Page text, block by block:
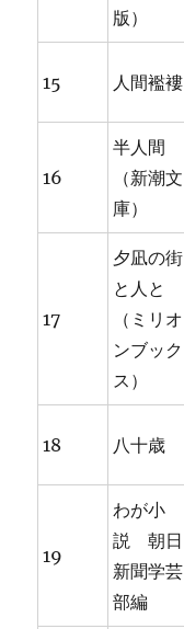
版）
15 人間襤褸
16
半人間
（新潮文
庫）
17
夕凪の街
と人と
（ミリオ
ンブック
ス）
18 八十歳
19
わが小
説 朝日
新聞学芸
部編